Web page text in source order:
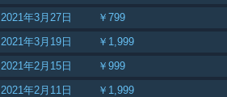
2021年3月27日
￥799
2021年3月19日
￥1,999
2021年2月15日
￥999
2021年2月11日
￥1,999